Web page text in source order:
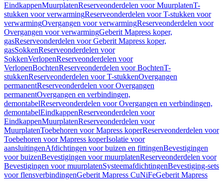
EindkappenMuurplatenReserveonderdelen voor MuurplatenT-
stukken voor verwarmingReserveonderdelen voor T-stukken voor
verwarmingOvergangen voor verwarmingReserveonderdelen voor
Overgangen voor verwarmingGeberit Mapress koper,
gasReserveonderdelen voor Geberit Mapress koper,
gasSokkenReserveonderdelen voor
SokkenVerlopenReserveonderdelen voor
VerlopenBochtenReserveonderdelen voor BochtenT-
stukkenReserveonderdelen voor T-stukkenOvergangen
permanentReserveonderdelen voor Overgangen
permanentOvergangen en verbindingen,
demontabelReserveonderdelen voor Overgangen en verbindingen,
demontabelEindkappenReserveonderdelen voor
EindkappenMuurplatenReserveonderdelen voor
MuurplatenToebehoren voor Mapress koperReserveonderdelen voor
Toebehoren voor Mapress koperIsolatie voor
aansluitingenAfdichtingen voor buizen en fittingenBevestigingen
voor buizenBevestigingen voor muurplatenReserveonderdelen voor
Bevestigingen voor muurplatenSysteemafdichtingenBevestiging-sets
voor flensverbindingenGeberit Mapress CuNiFeGeberit Mapress